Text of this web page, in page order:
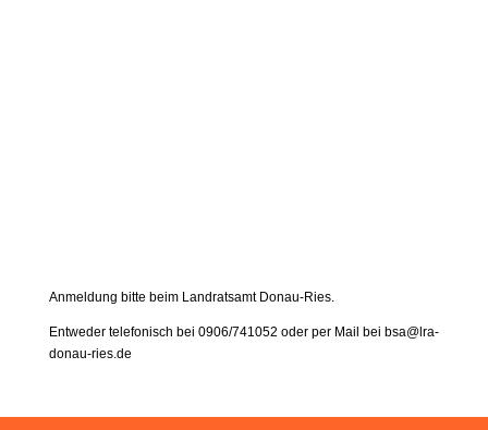
Anmeldung bitte beim Landratsamt Donau-Ries.
Entweder telefonisch bei 0906/741052 oder per Mail bei bsa@lra-
donau-ries.de